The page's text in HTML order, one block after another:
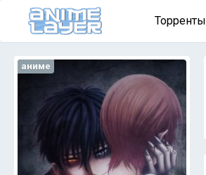
Торренты
аниме